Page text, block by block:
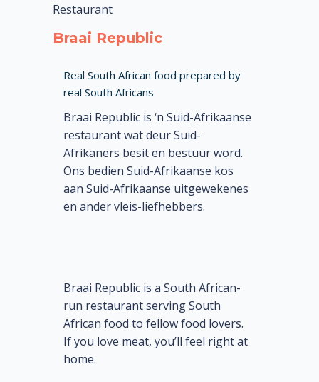
Restaurant
Braai Republic
Real South African food prepared by
real South Africans
Braai Republic is ‘n Suid-Afrikaanse
restaurant wat deur Suid-
Afrikaners besit en bestuur word.
Ons bedien Suid-Afrikaanse kos
aan Suid-Afrikaanse uitgewekenes
en ander vleis-liefhebbers.
Braai Republic is a South African-
run restaurant serving South
African food to fellow food lovers.
If you love meat, you’ll feel right at
home.